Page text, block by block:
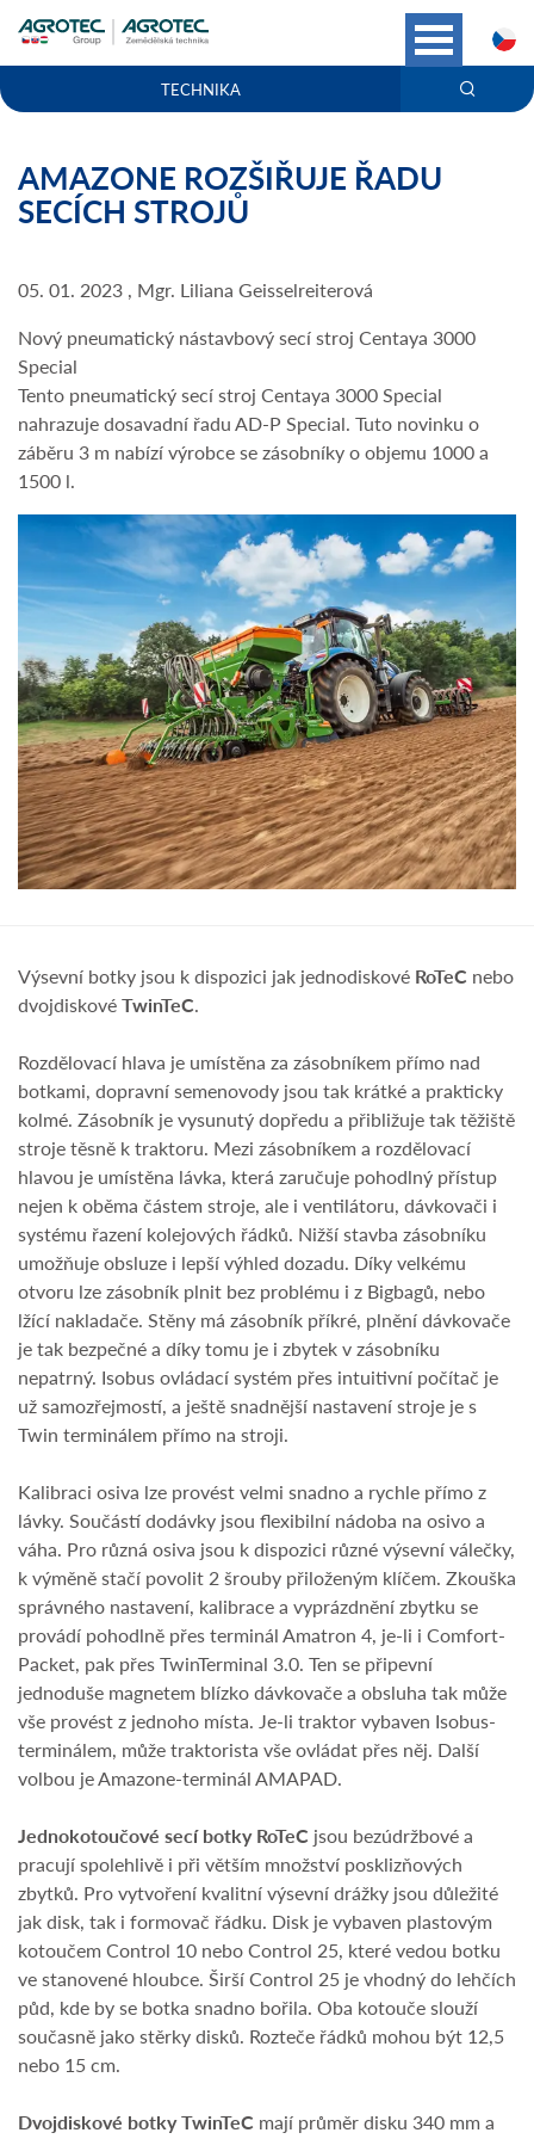
TECHNIKA
AMAZONE ROZŠIŘUJE ŘADU
SECÍCH STROJŮ
05. 01. 2023 , Mgr. Liliana Geisselreiterová
Nový pneumatický nástavbový secí stroj Centaya 3000
Special
Tento pneumatický secí stroj Centaya 3000 Special
nahrazuje dosavadní řadu AD-P Special. Tuto novinku o
záběru 3 m nabízí výrobce se zásobníky o objemu 1000 a
1500 l.
Výsevní botky jsou k dispozici jak jednodiskové RoTeC nebo
dvojdiskovéTwinTeC.
Rozdělovací hlava je umístěna za zásobníkem přímo nad
botkami, dopravní semenovody jsou tak krátké a prakticky
kolmé. Zásobník je vysunutý dopředu a přibližuje tak těžiště
stroje těsně k traktoru. Mezi zásobníkem a rozdělovací
hlavou je umístěna lávka, která zaručuje pohodlný přístup
nejen k oběma částem stroje, ale i ventilátoru, dávkovači i
systému řazení kolejových řádků. Nižší stavba zásobníku
umožňuje obsluze i lepší výhled dozadu. Díky velkému
otvoru lze zásobník plnit bez problému i z Bigbagů, nebo
lžící nakladače. Stěny má zásobník příkré, plnění dávkovače
je tak bezpečné a díky tomu je i zbytek v zásobníku
nepatrný. Isobus ovládací systém přes intuitivní počítač je
už samozřejmostí, a ještě snadnější nastavení stroje je s
Twin terminálem přímo na stroji.
Kalibraci osiva lze provést velmi snadno a rychle přímo z
lávky. Součástí dodávky jsou flexibilní nádoba na osivo a
váha. Pro různá osiva jsou k dispozici různé výsevní válečky,
k výměně stačí povolit 2 šrouby přiloženým klíčem. Zkouška
správného nastavení, kalibrace a vyprázdnění zbytku se
provádí pohodlně přes terminál Amatron 4, je-li i Comfort-
Packet, pak přes TwinTerminal 3.0. Ten se připevní
jednoduše magnetem blízko dávkovače a obsluha tak může
vše provést z jednoho místa. Je-li traktor vybaven Isobus-
terminálem, může traktorista vše ovládat přes něj. Další
volbou je Amazone-terminál AMAPAD.
Jednokotoučové secí botky RoTeC jsou bezúdržbové a
pracují spolehlivě i při větším množství posklizňových
zbytků. Pro vytvoření kvalitní výsevní drážky jsou důležité
jak disk, tak i formovač řádku. Disk je vybaven plastovým
kotoučem Control 10 nebo Control 25, které vedou botku
ve stanovené hloubce. Širší Control 25 je vhodný do lehčích
půd, kde by se botka snadno bořila. Oba kotouče slouží
současně jako stěrky disků. Rozteče řádků mohou být 12,5
nebo 15 cm.
Dvojdiskové botky TwinTeC mají průměr disku 340 mm a